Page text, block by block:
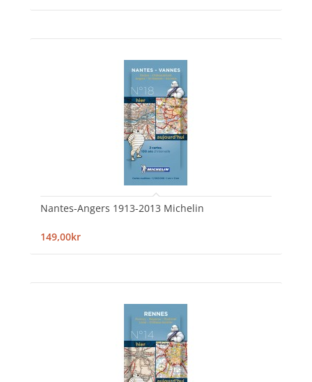
Nantes-Angers 1913-2013 Michelin
149,00kr